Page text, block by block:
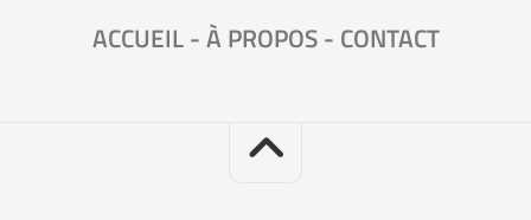
ACCUEIL-À PROPOS- CONTACT